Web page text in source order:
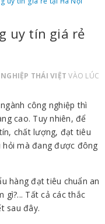
uy tín giá rẻ
THÁI VIỆT VÀO LÚC
công nghiệp thì
cao. Tuy nhiên, để
chất lượng, đạt tiêu
hỏi mà đang được đông
hàng đạt tiêu chuẩn an
gì?... Tất cả các thắc
sau đây.